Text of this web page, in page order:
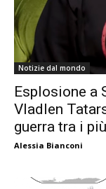
Notizie dal mondo
Esplosione a
Vladlen
guerra tra i
Alessia Bianconi